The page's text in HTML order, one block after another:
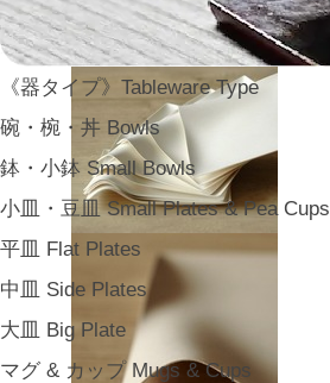
《器タイプ》Tableware Type
碗・椀・丼 Bowls
鉢・小鉢 Small Bowls
小皿・豆皿 Small Plates & Pea Cups
平皿 Flat Plates
中皿 Side Plates
大皿 Big Plate
マグ & カップ Mugs & Cups